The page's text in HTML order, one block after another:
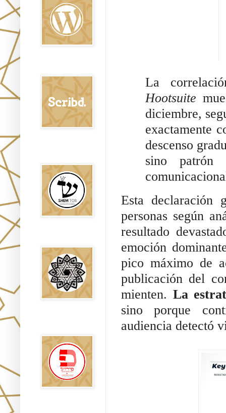
La
Hootsuite
diciembre,
exactamente
descenso
sino patrón
Esta declaración
personas según
resultado
emoción
pico máximo de
publicación del
mienten. La
sino porque
audiencia detectó